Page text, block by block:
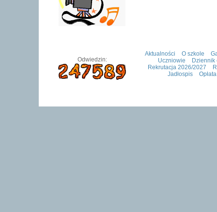
Odwiedzin:
Aktualności O szkole
Uczniowie
Dziennik
Rekrutacja 2026/2027
Jadłospis